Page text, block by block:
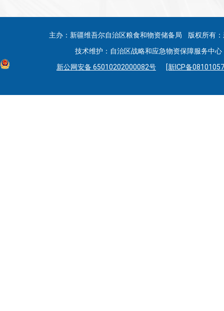
主办：新疆维吾尔自治区粮食和物资储备局 版权所有
技术维护：自治区战略和应急物资保障服务中
新公网安备 65010202000082号
[新ICP备